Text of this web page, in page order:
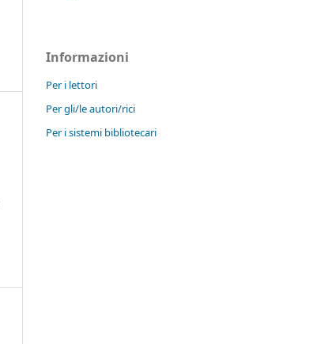
Informazioni
Per i lettori
Per gli/le autori/rici
Per i sistemi bibliotecari